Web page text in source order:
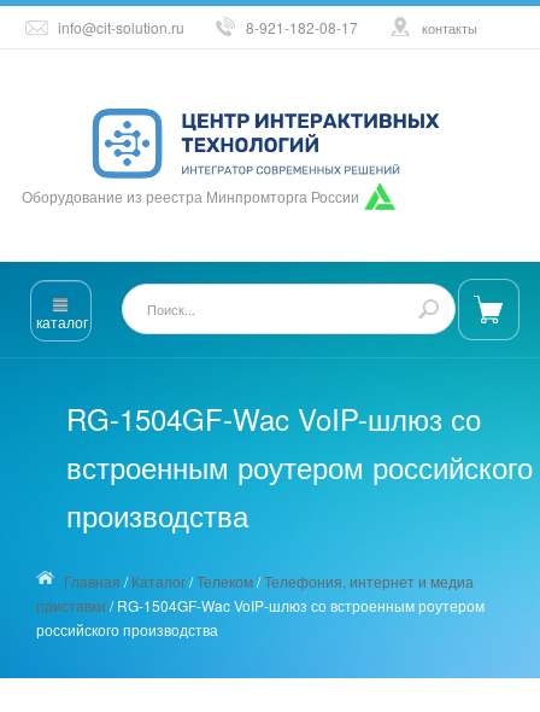
info@cit-solution.ru 8-921-182-08-17 контакты
Оборудование из реестра Минпромторга России
каталог
RG-1504GF-Wac VoIP-шлюз со
встроенным роутером российского
производства
Главная /Каталог/Телеком/Телефония, интернет и медиа
приставки /RG-1504GF-Wac VoIP-шлюз со встроенным роутером
российского производства